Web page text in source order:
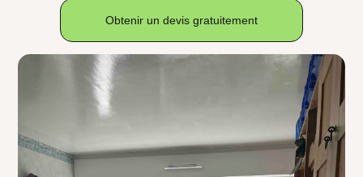
Obtenir un devis gratuitement